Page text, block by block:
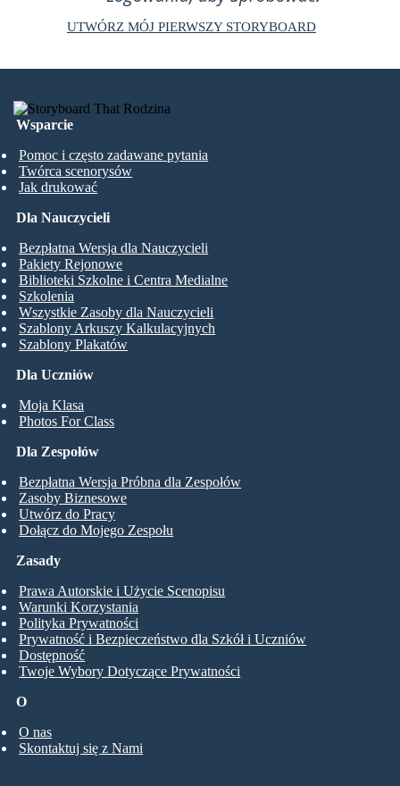
UTWÓRZ MÓJ PIERWSZY STORYBOARD
Wsparcie
Pomoc i często zadawane pytania
Twórca scenorysów
Jak drukować
Dla Uczniów
Moja Klasa
Photos For Class
Dla Nauczycieli
Bezpłatna Wersja dla Nauczycieli
Pakiety Rejonowe
Biblioteki Szkolne i Centra Medialne
Szkolenia
Wszystkie Zasoby dla Nauczycieli
Szablony Arkuszy Kalkulacyjnych
Szablony Plakatów
Dla Zespołów
Bezpłatna Wersja Próbna dla Zespołów
Zasoby Biznesowe
Utwórz do Pracy
Dołącz do Mojego Zespołu
O
O nas
Skontaktuj się z Nami
Zasady
Prawa Autorskie i Użycie Scenopisu
Warunki Korzystania
Polityka Prywatności
Prywatność i Bezpieczeństwo dla Szkół i Uczniów
Dostępność
Twoje Wybory Dotyczące Prywatności